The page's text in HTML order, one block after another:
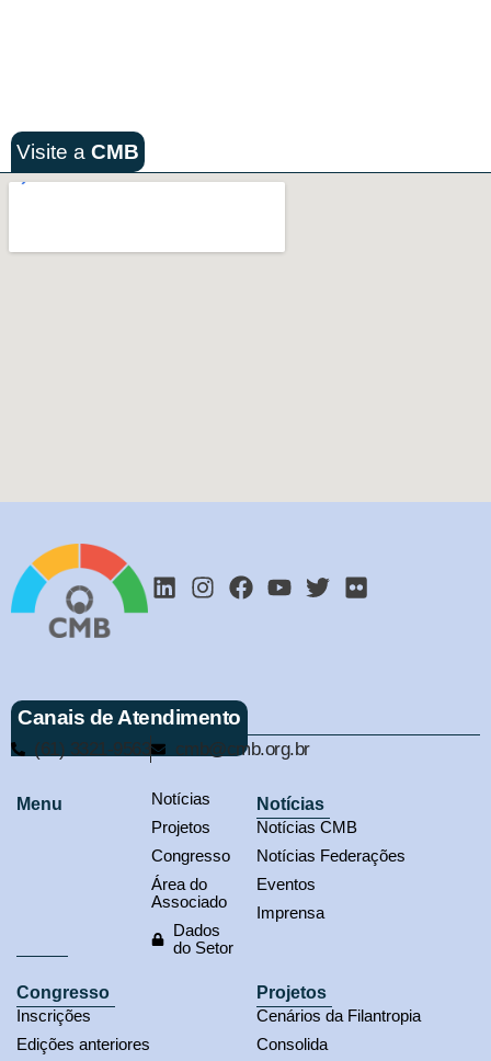
Visite a CMB
Canais de Atendimento
(61) 3321-9563 cmb@cmb.org.br
Menu
Notícias
Projetos
Congresso
Área do
Associado
Dados
do Setor
Notícias
Notícias CMB
Notícias Federações
Eventos
Imprensa
Congresso
Inscrições
Edições anteriores
Projetos
Cenários da Filantropia
Consolida